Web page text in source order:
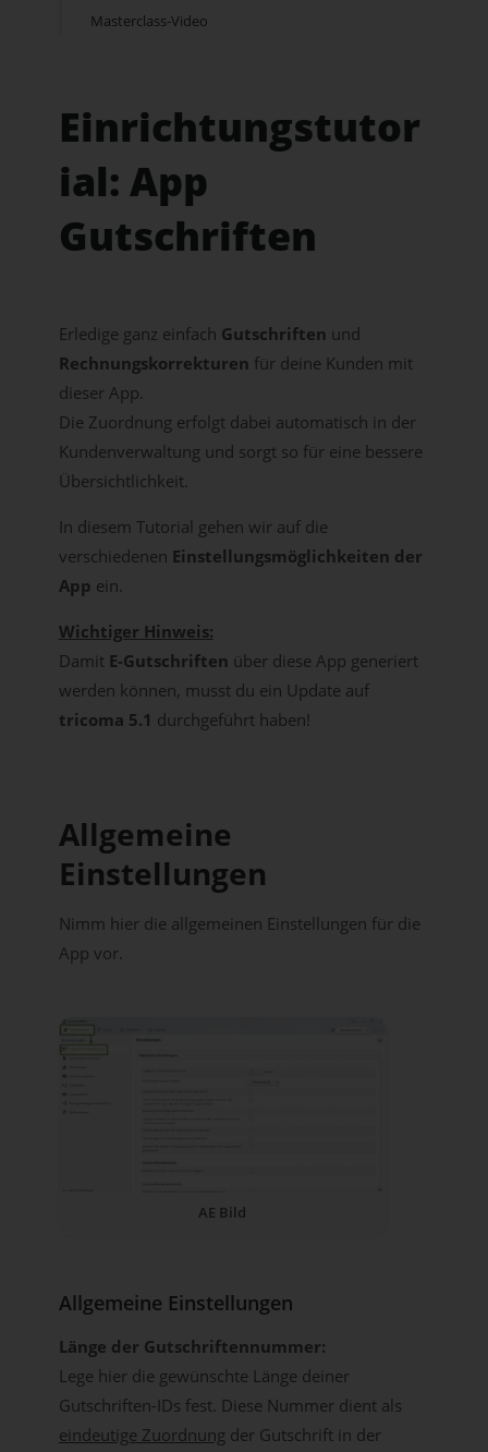
Masterclass-Video
Einrichtungstutor
ial: App
Gutschriften
Erledige ganz einfach Gutschriften und
Rechnungskorrekturen für deine Kunden mit
dieser App.
Die Zuordnung erfolgt dabei automatisch in der
Kundenverwaltung und sorgt so für eine bessere
Übersichtlichkeit.
In diesem Tutorial gehen wir auf die
verschiedenen Einstellungsmöglichkeiten der
App ein.
Wichtiger Hinweis:
Damit E-Gutschriften über diese App generiert
werden können, musst du ein Update auf
tricoma 5.1 durchgeführt haben!
Allgemeine
Einstellungen
Nimm hier die allgemeinen Einstellungen für die
App vor.
AE Bild
Allgemeine Einstellungen
Länge der Gutschriftennummer:
Lege hier die gewünschte Länge deiner
Gutschriften-IDs fest. Diese Nummer dient als
eindeutige Zuordnungder Gutschrift in der